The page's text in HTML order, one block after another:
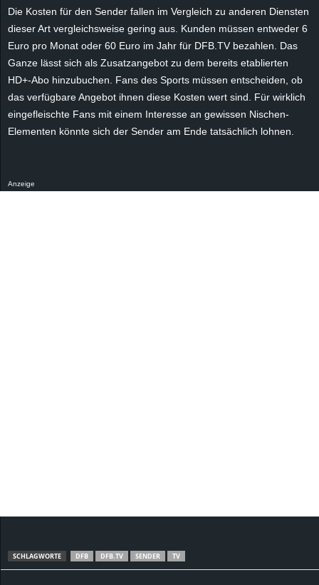
Die Kosten für den Sender fallen im Vergleich zu anderen Diensten
dieser Art vergleichsweise gering aus. Kunden müssen entweder 6
Euro pro Monat oder 60 Euro im Jahr für DFB.TV bezahlen. Das
Ganze lässt sich als Zusatzangebot zu dem bereits etablierten
HD+-Abo hinzubuchen. Fans des Sports müssen entscheiden, ob
das verfügbare Angebot ihnen diese Kosten wert sind. Für wirklich
eingefleischte Fans mit einem Interesse an gewissen Nischen-
Elementen könnte sich der Sender am Ende tatsächlich lohnen.
Anzeige
SCHLAGWORTE DFB DFB.TV SENDER TV